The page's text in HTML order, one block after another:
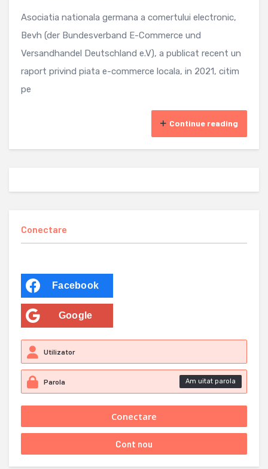
Asociatia nationala germana a comertului electronic,
Bevh (der Bundesverband E-Commerce und
Versandhandel Deutschland e.V), a publicat recent un
raport privind piata e-commerce locala, in 2021, citim
pe
Continue reading
Conectare
Facebook
Google
Am uitat parola